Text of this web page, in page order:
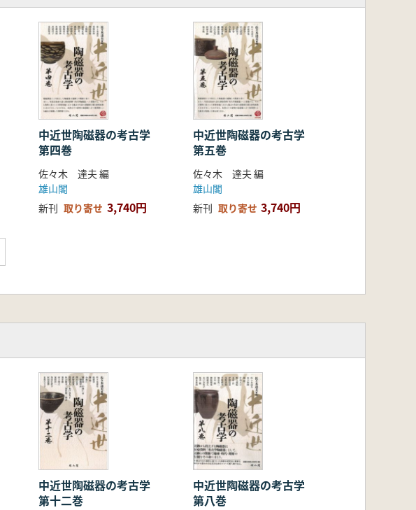
中近世陶磁器の考古学
第四巻
佐々木 達夫 編
雄山閣
新刊 取り寄せ 3,740円
中近世陶磁器の考古学
第五巻
佐々木 達夫 編
雄山閣
新刊 取り寄せ 3,740円
中近世陶磁器の考古学
第十二巻
中近世陶磁器の考古学
第八巻